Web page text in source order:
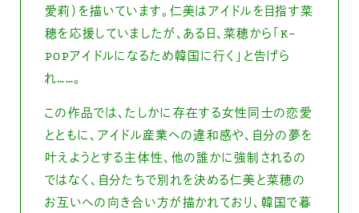
愛莉）を描いています。仁美はアイドルを目指す菜
穂を応援していましたが、ある日、菜穂から「K-
POPアイドルになるため韓国に行く」と告げら
れ……。
この作品では、たしかに存在する女性同士の恋愛
とともに、アイドル産業への違和感や、自分の夢を
叶えようとする主体性、他の誰かに強制されるの
ではなく、自分たちで別れを決める仁美と菜穂の
お互いへの向き合い方が描かれており、韓国で暮